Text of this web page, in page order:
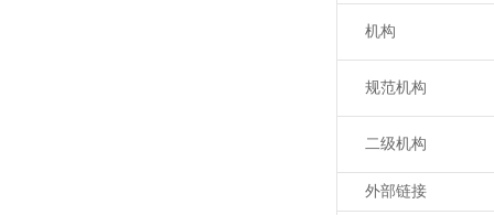
机构
规范机构
二级机构
外部链接